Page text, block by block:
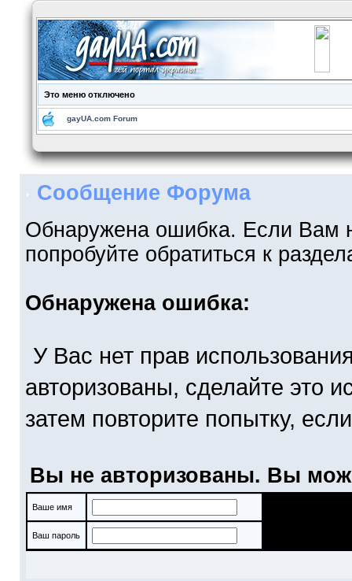
Это меню отключено
gayUA.com Forum
Сообщение Форума
Обнаружена ошибка. Если Вам
попробуйте обратиться к
Обнаружена ошибка:
У Вас нет прав
авторизованы, сделайте это
затем повторите попытку,
Вы не авторизованы. Вы
Ваше имя
Ваш пароль